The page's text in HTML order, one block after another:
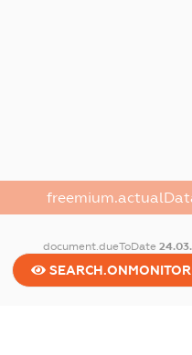
document.dueToDate